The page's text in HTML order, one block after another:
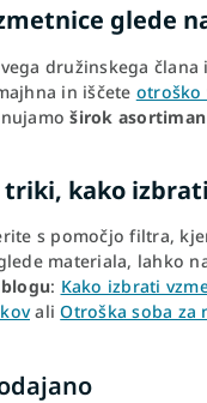
glede
družinskega
in iščete otroško
širok asortiman
triki, kako
s pomočjo filtra,
materiala, lahko
: Kako izbrati
aliOtroška soba za